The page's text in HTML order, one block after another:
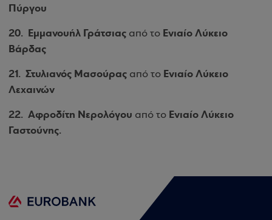
Πύργου
20. Εμμανουήλ Γράτσιας από το Ενιαίο Λύκειο
Βάρδας
21. Στυλιανός Μασούρας από το Ενιαίο Λύκειο
Λεχαινών
22. Αφροδίτη Νερολόγου από το Ενιαίο Λύκειο
Γαστούνης.